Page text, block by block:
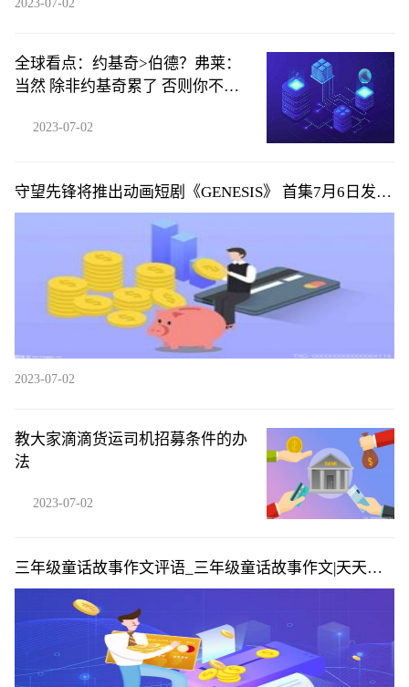
2023-07-02
全球看点：约基奇>伯德？弗莱：
当然 除非约基奇累了 否则你不可
2023-07-02
守望先锋将推出动画短剧《GENESIS》 首集7月6日发布|
环球微头条
2023-07-02
教大家滴滴货运司机招募条件的办
法
2023-07-02
三年级童话故事作文评语_三年级童话故事作文|天天播
资讯